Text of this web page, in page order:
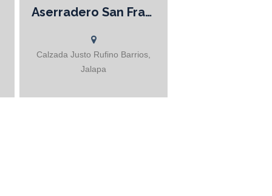
Registro Forestal No.1,886 Venta de
diferentes medidas Pino y Ciprés
CONTÁCTENOS
Aserradero San Francisco
Calzada Justo Rufino Barrios,
Jalapa